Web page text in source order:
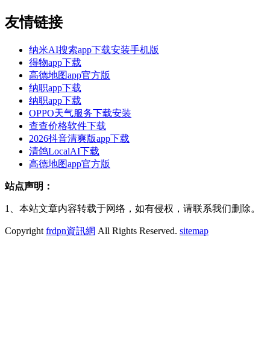
友情链接
纳米AI搜索app下载安装手机版
得物app下载
高德地图app官方版
纳职app下载
纳职app下载
OPPO天气服务下载安装
查查价格软件下载
2026抖音清爽版app下载
清鸽LocalAI下载
高德地图app官方版
站点声明：
1、本站文章内容转载于网络，如有侵权，请联系我们删除。
Copyright frdpn資訊網 All Rights Reserved. sitemap